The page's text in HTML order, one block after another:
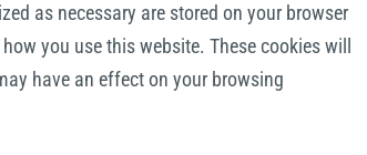
as necessary are stored on your browser
you use this website. These cookies will
have an effect on your browsing